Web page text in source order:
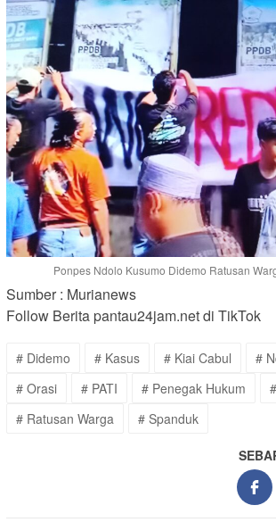
Ponpes Ndolo Kusumo Didemo Ratusan
Sumber : Murianews
Follow Berita pantau24jam.net di TikTok
# Didemo # Kasus # Kiai Cabul
#
# Orasi
# PATI # Penegak Hukum
# Ratusan Warga
# Spanduk